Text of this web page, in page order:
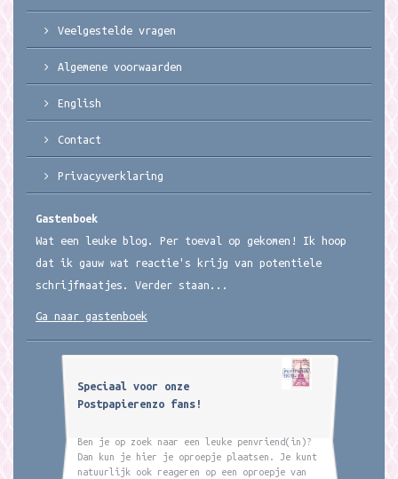
Veelgestelde vragen
Algemene voorwaarden
English
Contact
Privacyverklaring
Gastenboek
Wat een leuke blog. Per toeval op gekomen! Ik hoop
dat ik gauw wat reactie's krijg van potentiele
schrijfmaatjes. Verder staan...
Ga naar gastenboek
Speciaal voor onze
Postpapierenzo fans!
Ben je op zoek naar een leuke penvriend(in)?
Dan kun je hier je oproepje plaatsen. Je kunt
natuurlijk ook reageren op een oproepje van